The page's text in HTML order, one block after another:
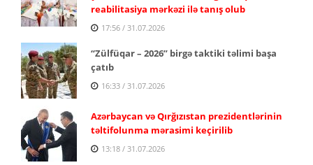
reabilitasiya mərkəzi ilə tanış olub
17:56 / 31.07.2026
“Zülfüqar – 2026” birgə taktiki təlimi başa
çatıb
16:33 / 31.07.2026
Azərbaycan və Qırğızıstan prezidentlərinin
təltifolunma mərasimi keçirilib
13:18 / 31.07.2026